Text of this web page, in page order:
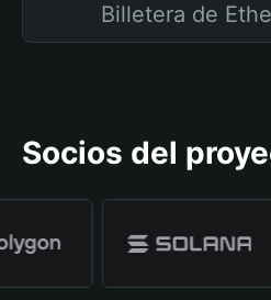
Billetera de
Socios del